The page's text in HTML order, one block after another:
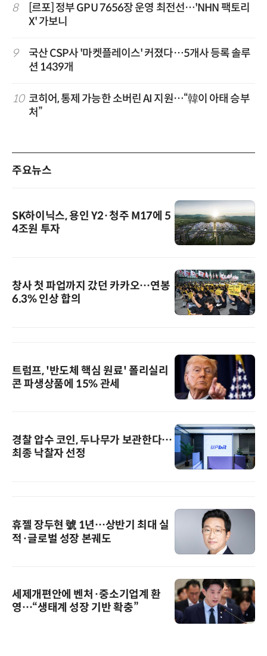
8
[르포] 정부 GPU 7656장 운영 최전선…'NHN 팩토리
X' 가보니
9
국산 CSP사 '마켓플레이스' 커졌다…5개사 등록 솔루
션 1439개
10 코히어, 통제 가능한 소버린 AI 지원…“韓이 아태 승부
처”
주요뉴스
SK하이닉스, 용인 Y2·청주 M17에 5
4조원 투자
창사 첫 파업까지 갔던 카카오…연봉
6.3% 인상 합의
트럼프, '반도체 핵심 원료' 폴리실리
콘 파생상품에 15% 관세
경찰 압수 코인, 두나무가 보관한다…
최종 낙찰자 선정
휴젤 장두현 號 1년…상반기 최대 실
적·글로벌 성장 본궤도
세제개편안에 벤처·중소기업계 환
영…“생태계 성장 기반 확충”